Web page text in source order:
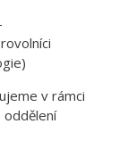
v rámci
oddělení